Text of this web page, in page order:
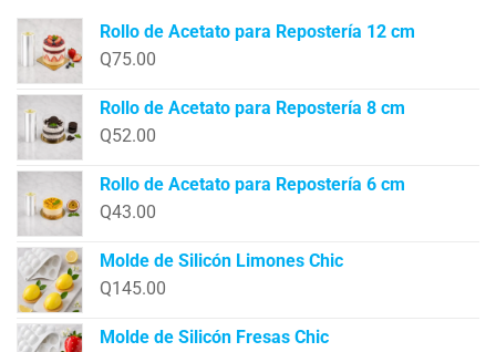
Rollo de Acetato para Repostería 12 cm
Q75.00
Rollo de Acetato para Repostería 8 cm
Q52.00
Rollo de Acetato para Repostería 6 cm
Q43.00
Molde de Silicón Limones Chic
Q145.00
Molde de Silicón Fresas Chic